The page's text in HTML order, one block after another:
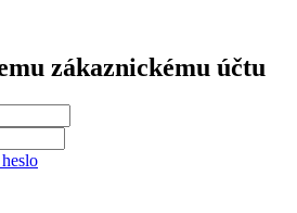
zákaznickému účtu